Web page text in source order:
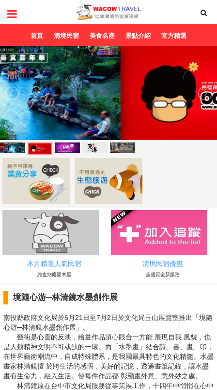
首頁 清境民宿 美食名產 景點介紹 官方精選
本月精選人氣民宿
維也納庭園木屋
清境民宿優惠
超優質全新服務
境隨心游─林清鏡水墨創作展
南投縣政府文化局於6月21日至7月2日於文化局玉山展覽室推出「境隨
心游─林清鏡水墨創作展」。
藝術是心靈的反映，繪畫作品須心眼合一方能 展現自我 風貌，也
是人類精神文明不可或缺的一環。而「水墨畫」結合詩、書、畫、印，
在世界藝術潮流中，自成特殊體系，是我國最具特色的文化精髓。水墨
畫家林清鏡擅 於將生活的感悟，美好的記憶，透過畫筆記錄，讓水墨
畫有生命力，融入生活。使每件作品都 彰顯畫外意、意外妙之處。
林清鏡原在台中市文化局服務從事策展工作，十四年中悄悄在心中